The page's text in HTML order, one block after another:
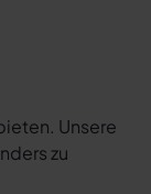
Unsere
zu